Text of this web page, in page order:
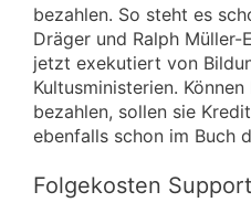
bezahlen. So steht es
Dräger und Ralph Müller-
jetzt exekutiert von
Kultusministerien.
bezahlen, sollen sie
ebenfalls schon im Buch
Folgekosten Support